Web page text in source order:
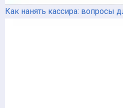
Как нанять кассира: вопросы